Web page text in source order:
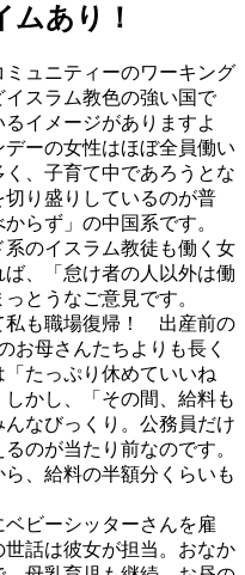
あり！
ュニティーのワーキング
スラム教色の強い国で
イメージがありますよ
ーの女性はほぼ全員働い
、子育て中であろうとな
り盛りしているのが普
らず」の中国系です。
のイスラム教徒も働く女
、「怠け者の人以外は働
とうなご意見です。
私も職場復帰！ 出産前の
お母さんたちよりも長く
たっぷり休めていいね
かし、「その間、給料も
なびっくり。公務員だけ
のが当たり前なのです。
、給料の半額分くらいも
ビーシッターさんを雇
話は彼女が担当。おなか